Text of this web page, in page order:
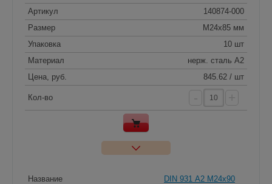
Артикул
140874-000
Размер
M24x85 мм
Упаковка
10 шт
Материал
нерж. сталь A2
Цена, руб.
845.62 / шт
Кол-во
Название
DIN 931 А2 M24x90